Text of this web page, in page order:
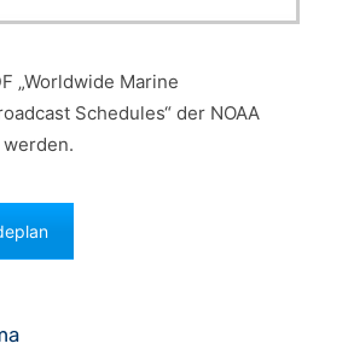
„Worldwide Marine
Schedules“ der NOAA